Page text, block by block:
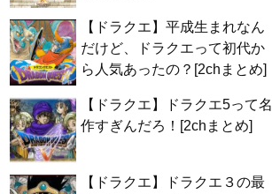
【ドラクエ】平成生まれなん
だけど、ドラクエって初代か
ら人気あったの？[2chまとめ]
【ドラクエ】ドラクエ5って名
作すぎんだろ！[2chまとめ]
【ドラクエ】ドラクエ３の最